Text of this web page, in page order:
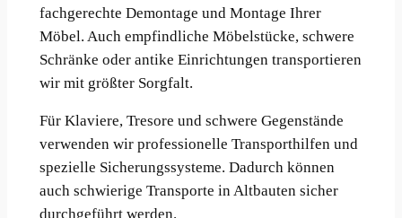
fachgerechte Demontage und Montage Ihrer
Möbel. Auch empfindliche Möbelstücke, schwere
Schränke oder antike Einrichtungen transportieren
wir mit größter Sorgfalt.
Für Klaviere, Tresore und schwere Gegenstände
verwenden wir professionelle Transporthilfen und
spezielle Sicherungssysteme. Dadurch können
auch schwierige Transporte in Altbauten sicher
durchgeführt werden.